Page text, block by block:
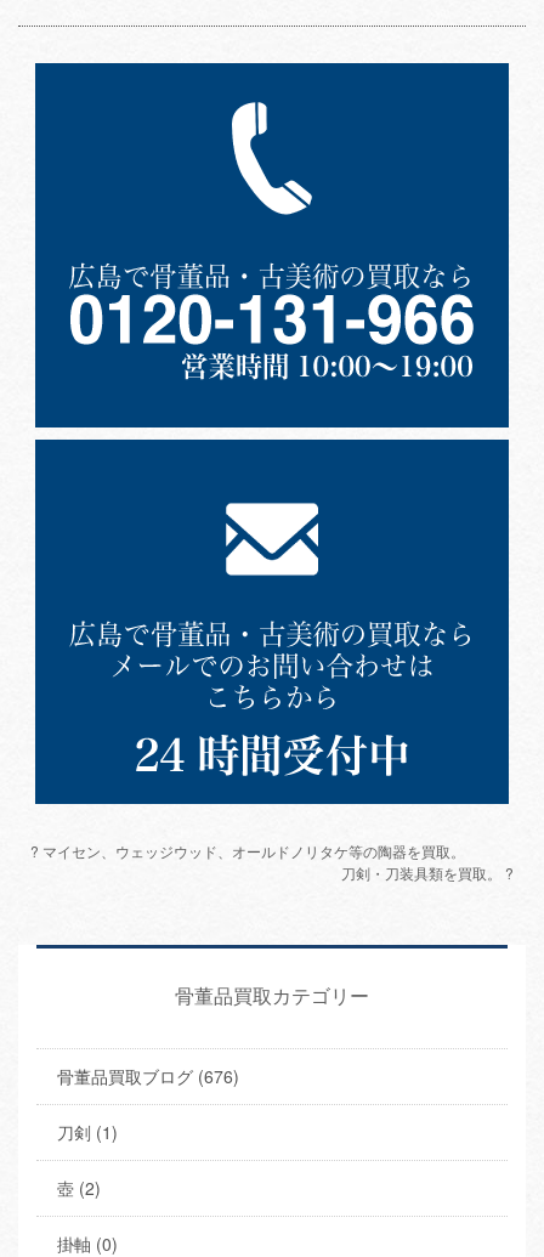
? マイセン、ウェッジウッド、オールドノリタケ等の陶器を買取。
刀剣・刀装具類を買取。 ?
骨董品買取カテゴリー
骨董品買取ブログ (676)
刀剣 (1)
壺 (2)
掛軸 (0)